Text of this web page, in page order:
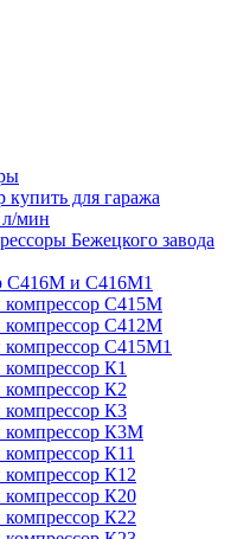
купить для гаража
л/мин
Бежецкого завода
С416М и С416М1
С415М
С412М
С415М1
К1
К2
К3
К3М
К11
К12
К20
К22